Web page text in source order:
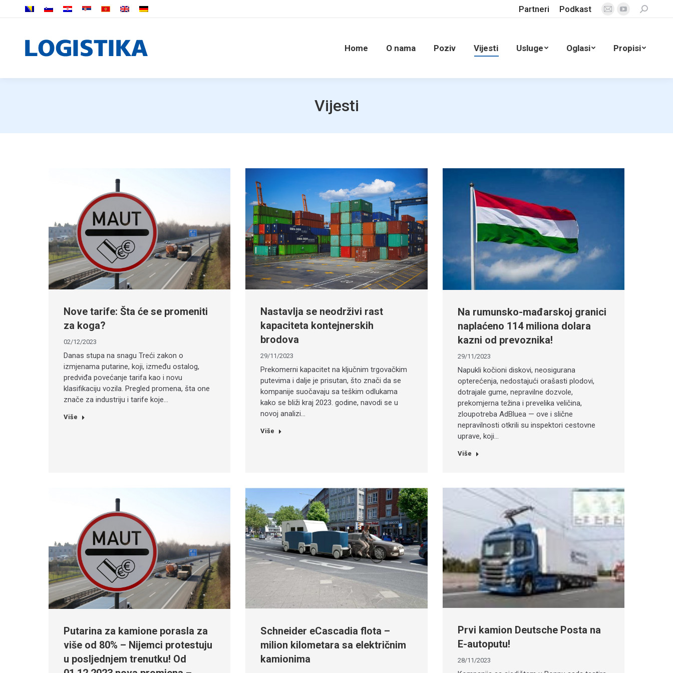
Partneri Podkast
Mail
window
YouTube
in
window
Search:
Home O nama Poziv Vijesti Usluge Oglasi Propisi
Vijesti
Nove tarife: Šta će se promeniti
za koga?
02/12/2023
Danas stupa na snagu Treći zakon o
izmjenama putarine, koji, između ostalog,
predviđa povećanje tarifa kao i novu
klasifikaciju vozila. Pregled promena, šta one
znače za industriju i tarife koje…
Više
Nastavlja se neodrživi rast
kapaciteta kontejnerskih
brodova
29/11/2023
Prekomerni kapacitet na ključnim trgovačkim
putevima i dalje je prisutan, što znači da se
kompanije suočavaju sa teškim odlukama
kako se bliži kraj 2023. godine, navodi se u
novoj analizi…
Više
Na rumunsko-mađarskoj granici
naplaćeno 114 miliona dolara
kazni od prevoznika!
29/11/2023
Napukli kočioni diskovi, neosigurana
opterećenja, nedostajući orašasti plodovi,
dotrajale gume, nepravilne dozvole,
prekomjerna težina i prevelika veličina,
zloupotreba AdBluea — ove i slične
nepravilnosti otkrili su inspektori cestovne
uprave, koji…
Više
Putarina za kamione porasla za
više od 80% – Nijemci protestuju
u posljednjem trenutku! Od
Schneider eCascadia flota –
milion kilometara sa električnim
kamionima
Prvi kamion Deutsche Posta na
E-autoputu!
28/11/2023